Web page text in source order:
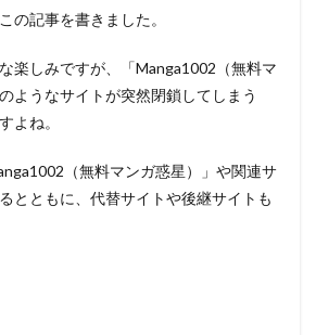
の記事を書きました。
楽しみですが、「Manga1002（無料マ
ようなサイトが突然閉鎖してしまう
よね。
（無料マンガ惑星）」や関連サ
とともに、代替サイトや後継サイトも